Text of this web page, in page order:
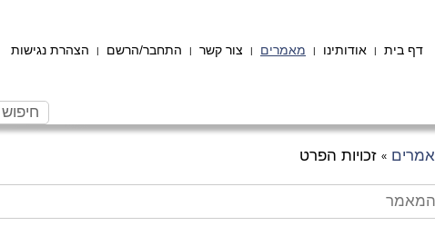
דף בית | אודותינו | מאמרים | צור קשר | התחבר/הרשם | הצהרת נגישות
» זכויות הפרט